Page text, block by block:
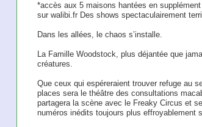
*accès aux 5 maisons hantées en
sur walibi.fr Des shows spectaculairement
Dans les allées, le chaos s’installe.
La Famille Woodstock, plus déjantée que
créatures.
Que ceux qui espéreraient trouver refuge au
places sera le théâtre des consultations
partagera la scène avec le Freaky Circus et
numéros inédits toujours plus effroyablement